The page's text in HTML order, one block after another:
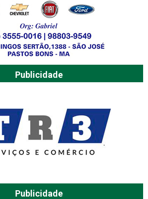
Publicidade
Publicidade